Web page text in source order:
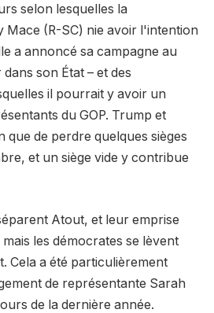
selon lesquelles la
Mace (R-SC) nie avoir l'intention
a annoncé sa campagne au
son État – et des
il pourrait y avoir un
du GOP. Trump et
que de perdre quelques sièges
et un siège vide y contribue
Atout, et leur emprise
les démocrates se lèvent
Cela a été particulièrement
de représentante Sarah
de la dernière année.